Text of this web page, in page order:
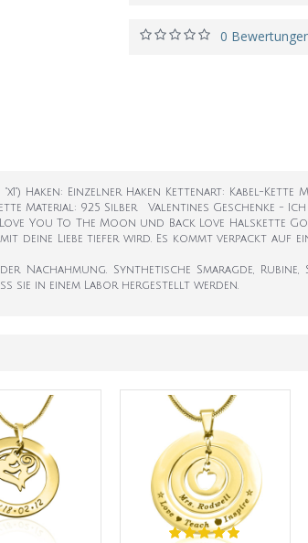
0
Haken: Einzelner Haken Kettenart: Kabel-
Material: 925 Silber Valentines
You To The Moon und Back Love
deine Liebe tiefer wird. Es kommt verpackt auf
Synthetische Smaragde,
sie in einem Labor hergestellt werden.